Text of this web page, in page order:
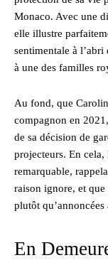
Monaco. Avec une
elle illustre
sentimentale à
à une des familles
Au fond, que
compagnon en
de sa décision de
projecteurs. En
remarquable,
raison ignore, et que
plutôt
En